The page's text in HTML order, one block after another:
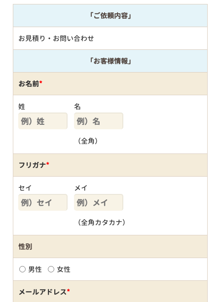
「ご依頼内容」
お見積り・お問い合わせ
「お客様情報」
お名前*
姓 名
（全角）
フリガナ*
セイ メイ
（全角カタカナ）
性別
男性 女性
メールアドレス*